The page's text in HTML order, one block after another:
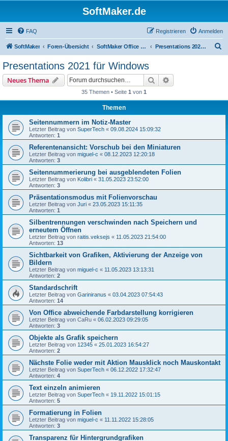
SoftMaker.de
FAQ Anmelden
Registrieren
SoftMaker Foren-Übersicht SoftMaker Office 2021 für Windows Presentations 2021 für Windows
Presentations 2021 für Windows
Neues Thema Suche
35 Themen • Seite 1 von 1
Themen
Seitennummern im Notiz-Master
Letzter Beitrag von SuperTech « 09.08.2024 15:09:32
Antworten: 1
Referentenansicht: Vorschub bei den Miniaturen
Letzter Beitrag von miguel-c « 08.12.2023 12:20:18
Antworten: 3
Seitennummerierung bei ausgeblendeten Folien
Letzter Beitrag von Kolibri « 31.05.2023 23:52:00
Antworten: 3
Präsentationsmodus mit Folienvorschau
Letzter Beitrag von Juri « 23.05.2023 15:11:35
Antworten: 1
Silbentrennungen verschwinden nach Speichern und
erneutem Öffnen
Letzter Beitrag von raitis.veksejs « 11.05.2023 21:54:00
Antworten: 13
Sichtbarkeit von Grafiken, Aktivierung der Anzeige von
Bildern
Letzter Beitrag von miguel-c « 11.05.2023 13:13:31
Antworten: 2
Standardschrift
Letzter Beitrag von Gariniranus « 03.04.2023 07:54:43
Antworten: 14
Von Office abweichende Farbdarstellung korrigieren
Letzter Beitrag von CaRu « 06.02.2023 09:29:05
Antworten: 3
Objekte als Grafik speichern
Letzter Beitrag von 12345 « 25.01.2023 16:54:27
Antworten: 2
Nächste Folie weder mit Aktion Mausklick noch Mauskontakt
Letzter Beitrag von SuperTech « 06.12.2022 17:32:47
Antworten: 4
Text einzeln animieren
Letzter Beitrag von SuperTech « 19.11.2022 15:01:15
Antworten: 5
Formatierung in Folien
Letzter Beitrag von miguel-c « 11.11.2022 15:28:05
Antworten: 3
Transparenz für Hintergrundgrafiken